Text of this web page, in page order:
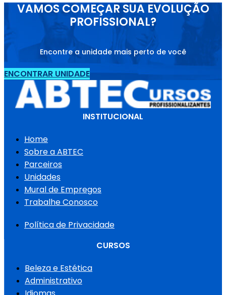
VAMOS COMEÇAR SUA EVOLUÇÃO
PROFISSIONAL?
Encontre a unidade mais perto de você
ENCONTRAR UNIDADE
INSTITUCIONAL
Home
Sobre a ABTEC
Parceiros
Unidades
Mural de Empregos
Trabalhe Conosco
Política de Privacidade
CURSOS
Beleza e Estética
Administrativo